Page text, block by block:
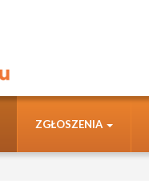
ZGŁOSZENIA